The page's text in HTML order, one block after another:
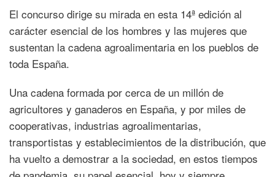
El concurso dirige su mirada en esta 14ª edición al
carácter esencial de los hombres y las mujeres que
sustentan la cadena agroalimentaria en los pueblos de
toda España.
Una cadena formada por cerca de un millón de
agricultores y ganaderos en España, y por miles de
cooperativas, industrias agroalimentarias,
transportistas y establecimientos de la distribución, que
ha vuelto a demostrar a la sociedad, en estos tiempos